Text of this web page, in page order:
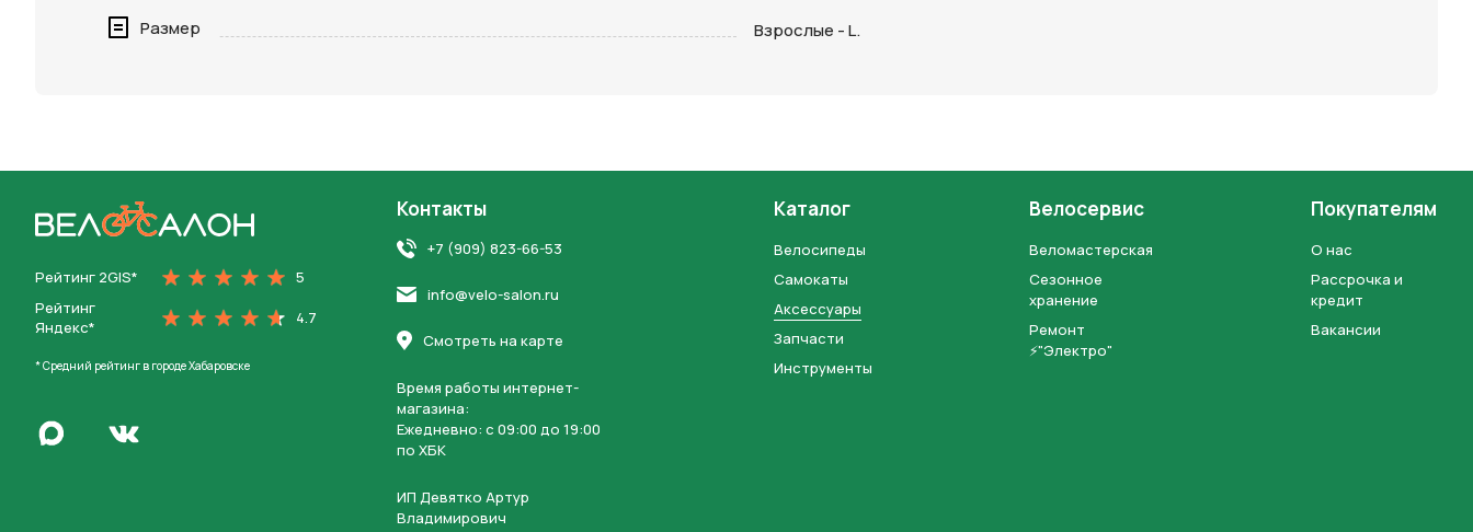
Размер
Взрослые - L.
Рейтинг 2GIS*
5
Рейтинг
Яндекс*
4.7
* Средний рейтинг в городе Хабаровске
Написать в MaxПерейти во Вконтакте
Контакты
+7 (909) 823-66-53
info@velo-salon.ru
Смотреть на карте
Время работы интернет-
магазина:
Ежедневно: c 09:00 до 19:00
по ХБК
ИП Девятко Артур
Владимирович
Каталог
Велосипеды
Самокаты
Аксессуары
Запчасти
Инструменты
Велосервис
Веломастерская
Сезонное
хранение
Ремонт
⚡"Электро"
Покупателям
О нас
Рассрочка и
кредит
Вакансии
Нажимая на кнопку “Отправить заявку”, вы даетесогласие на обработку